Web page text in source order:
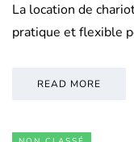
La location de
pratique et flexible
READ MORE